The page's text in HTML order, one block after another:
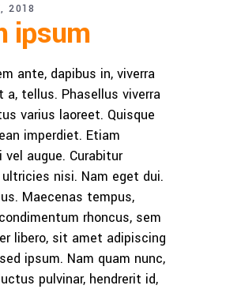
2018
ipsum
ante, dapibus in, viverra
a, tellus. Phasellus viverra
varius laoreet. Quisque
imperdiet. Etiam
augue. Curabitur
nisi. Nam eget dui.
Maecenas tempus,
rhoncus, sem
libero, sit amet adipiscing
ipsum. Nam quam nunc,
pulvinar, hendrerit id,